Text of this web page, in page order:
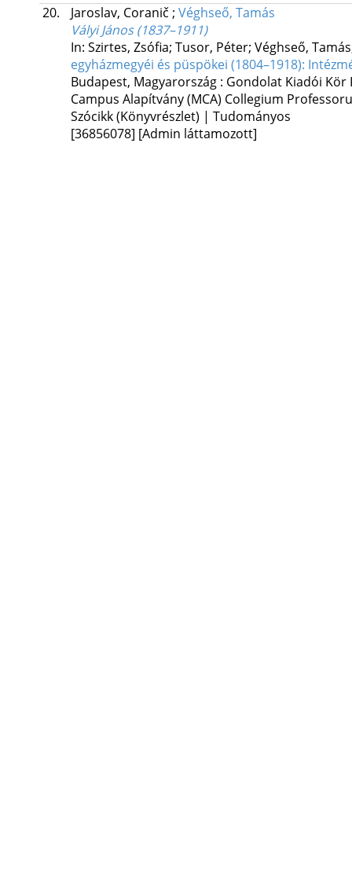
20. Jaroslav, Coranič; Véghseő, Tamás
Vályi János (1837–1911)
In: Szirtes, Zsófia; Tusor, Péter; Véghseő,
egyházmegyéi és püspökei (1804–1918):
Budapest, Magyarország : Gondolat Kiadói Kör
Campus Alapítvány (MCA) Collegium
Szócikk (Könyvrészlet) | Tudományos
[36856078] [Admin láttamozott]